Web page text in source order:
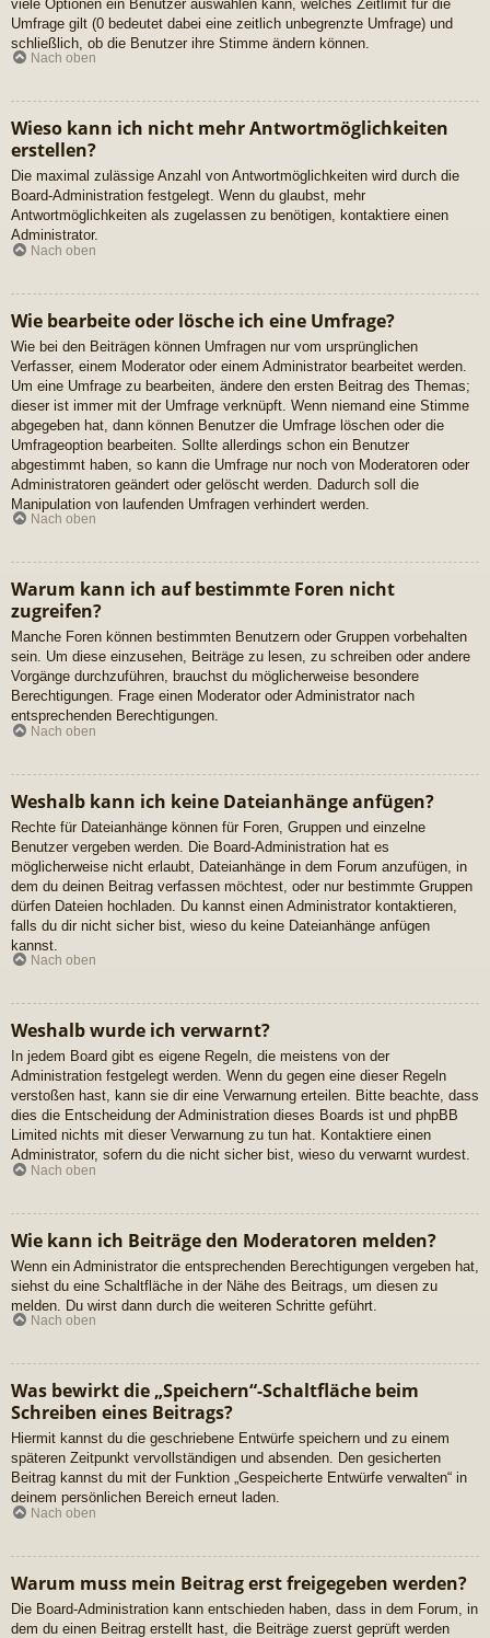
viele Optionen ein Benutzer auswählen kann, welches Zeitlimit für die
Umfrage gilt (0 bedeutet dabei eine zeitlich unbegrenzte Umfrage) und
schließlich, ob die Benutzer ihre Stimme ändern können.
Nach oben
Wieso kann ich nicht mehr Antwortmöglichkeiten
erstellen?
Die maximal zulässige Anzahl von Antwortmöglichkeiten wird durch die
Board-Administration festgelegt. Wenn du glaubst, mehr
Antwortmöglichkeiten als zugelassen zu benötigen, kontaktiere einen
Administrator.
Nach oben
Wie bearbeite oder lösche ich eine Umfrage?
Wie bei den Beiträgen können Umfragen nur vom ursprünglichen
Verfasser, einem Moderator oder einem Administrator bearbeitet werden.
Um eine Umfrage zu bearbeiten, ändere den ersten Beitrag des Themas;
dieser ist immer mit der Umfrage verknüpft. Wenn niemand eine Stimme
abgegeben hat, dann können Benutzer die Umfrage löschen oder die
Umfrageoption bearbeiten. Sollte allerdings schon ein Benutzer
abgestimmt haben, so kann die Umfrage nur noch von Moderatoren oder
Administratoren geändert oder gelöscht werden. Dadurch soll die
Manipulation von laufenden Umfragen verhindert werden.
Nach oben
Warum kann ich auf bestimmte Foren nicht
zugreifen?
Manche Foren können bestimmten Benutzern oder Gruppen vorbehalten
sein. Um diese einzusehen, Beiträge zu lesen, zu schreiben oder andere
Vorgänge durchzuführen, brauchst du möglicherweise besondere
Berechtigungen. Frage einen Moderator oder Administrator nach
entsprechenden Berechtigungen.
Nach oben
Weshalb kann ich keine Dateianhänge anfügen?
Rechte für Dateianhänge können für Foren, Gruppen und einzelne
Benutzer vergeben werden. Die Board-Administration hat es
möglicherweise nicht erlaubt, Dateianhänge in dem Forum anzufügen, in
dem du deinen Beitrag verfassen möchtest, oder nur bestimmte Gruppen
dürfen Dateien hochladen. Du kannst einen Administrator kontaktieren,
falls du dir nicht sicher bist, wieso du keine Dateianhänge anfügen
kannst.
Nach oben
Weshalb wurde ich verwarnt?
In jedem Board gibt es eigene Regeln, die meistens von der
Administration festgelegt werden. Wenn du gegen eine dieser Regeln
verstoßen hast, kann sie dir eine Verwarnung erteilen. Bitte beachte, dass
dies die Entscheidung der Administration dieses Boards ist und phpBB
Limited nichts mit dieser Verwarnung zu tun hat. Kontaktiere einen
Administrator, sofern du die nicht sicher bist, wieso du verwarnt wurdest.
Nach oben
Wie kann ich Beiträge den Moderatoren melden?
Wenn ein Administrator die entsprechenden Berechtigungen vergeben hat,
siehst du eine Schaltfläche in der Nähe des Beitrags, um diesen zu
melden. Du wirst dann durch die weiteren Schritte geführt.
Nach oben
Was bewirkt die „Speichern“-Schaltfläche beim
Schreiben eines Beitrags?
Hiermit kannst du die geschriebene Entwürfe speichern und zu einem
späteren Zeitpunkt vervollständigen und absenden. Den gesicherten
Beitrag kannst du mit der Funktion „Gespeicherte Entwürfe verwalten“ in
deinem persönlichen Bereich erneut laden.
Nach oben
Warum muss mein Beitrag erst freigegeben werden?
Die Board-Administration kann entschieden haben, dass in dem Forum, in
dem du einen Beitrag erstellt hast, die Beiträge zuerst geprüft werden